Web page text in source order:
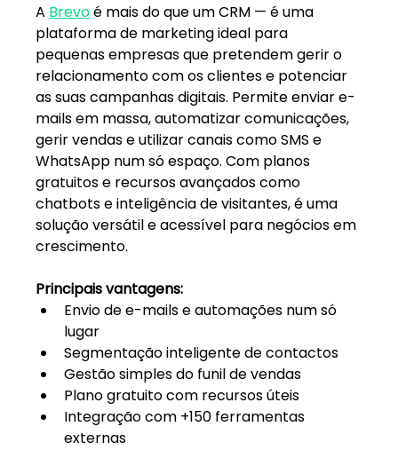
A Brevo é mais do que um CRM — é uma
plataforma de marketing ideal para
pequenas empresas que pretendem gerir o
relacionamento com os clientes e potenciar
as suas campanhas digitais. Permite enviar e-
mails em massa, automatizar comunicações,
gerir vendas e utilizar canais como SMS e
WhatsApp num só espaço. Com planos
gratuitos e recursos avançados como
chatbots e inteligência de visitantes, é uma
solução versátil e acessível para negócios em
crescimento.
Principais vantagens:
Envio de e-mails e automações num só
lugar
Segmentação inteligente de contactos
Gestão simples do funil de vendas
Plano gratuito com recursos úteis
Integração com +150 ferramentas
externas